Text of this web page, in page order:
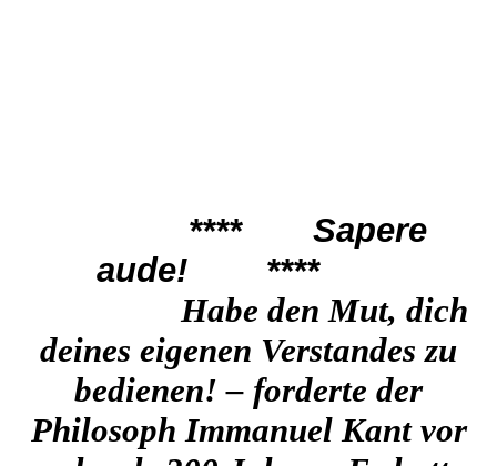
****
Sapere
aude!
****
Habe den Mut, dich
deines eigenen Verstandes zu
bedienen! – forderte der
Philosoph Immanuel Kant vor